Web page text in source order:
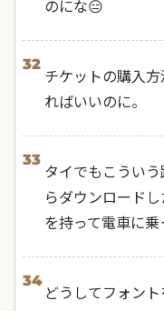
のにな😑
32
チケットの購入
ればいいのに。
33
タイでもこうい
らダウンロード
を持って電車に乗
34
どうしてフォン